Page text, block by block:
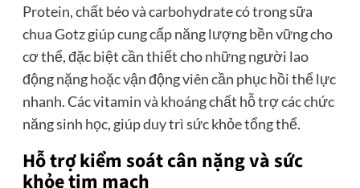
Protein, chất béo và carbohydrate có trong sữa
chua Gotz giúp cung cấp năng lượng bền vững cho
cơ thể, đặc biệt cần thiết cho những người lao
động nặng hoặc vận động viên cần phục hồi thể lực
nhanh. Các vitamin và khoáng chất hỗ trợ các chức
năng sinh học, giúp duy trì sức khỏe tổng thể.
Hỗ trợ kiểm soát cân nặng và sức
khỏe tim mạch